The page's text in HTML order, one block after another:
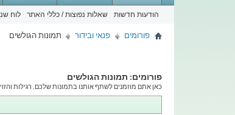
הודעות חדשות שאלות נפוצות / כללי האתר לוח
פורומים פנאי ובידור תמונות הגולשים
פורומים: תמונות הגולשים
כאן אתם מוזמנים לשתף אותנו בתמונות שלכם, רגילות